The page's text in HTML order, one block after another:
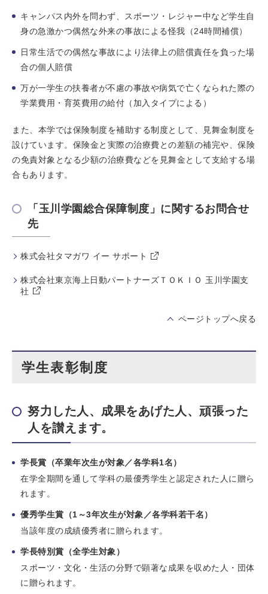
キャンパス内外を問わず、スポーツ・レジャー中など学生自
身の急激かつ偶然な外来の事故による怪我（24時間補償）
日常生活での偶然な事故により法律上の賠償責任を負った場
合の個人賠償
万が一学生の扶養者が不慮の事故や病気で亡くなられた際の
学業費用・育英費用の給付（加入タイプによる）
また、本学では保険制度を補助する制度として、見舞金制度を
設けています。保険金と実際の治療費との差額の補完や、保険
の免責対象となる少額の治療費などを見舞金として支給する場
合もあります。
「玉川学園総合保障制度」に関するお問合せ
先
株式会社タマガワ イー サポート
株式会社東京海上日動パートナーズＴＯＫＩＯ 玉川学園支
社
ページトップへ戻る
学生表彰制度
努力した人、成果をあげた人、頑張った
人を讃えます。
学長賞（卒業年次生が対象／各学科1名）
在学全期間を通して学科の最優秀学生と認定された人に贈ら
れます。
優秀学生賞（1～3年次生が対象／各学科若干名）
当該年度の成績優秀者に贈られます。
学長特別賞（全学生対象）
スポーツ・文化・生活の分野で顕著な成果を収めた人・団体
に贈られます。